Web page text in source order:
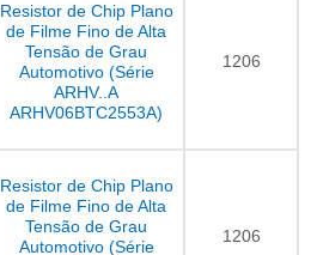
Resistor de Chip Plano
de Filme Fino de Alta
Tensão de Grau
Automotivo (Série
ARHV..A
ARHV06BTC2553A)
1206
Resistor de Chip Plano
de Filme Fino de Alta
Tensão de Grau
Automotivo (Série
1206